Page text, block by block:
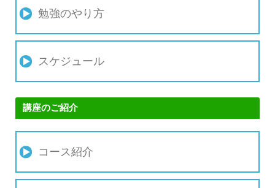
勉強のやり方
スケジュール
講座のご紹介
コース紹介